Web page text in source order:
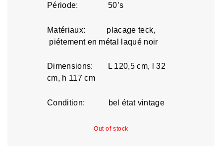
Période: 50’s
Matériaux: placage teck,
piétement en métal laqué noir
Dimensions: L 120,5 cm, l 32
cm, h 117 cm
Condition: bel état vintage
Out of stock